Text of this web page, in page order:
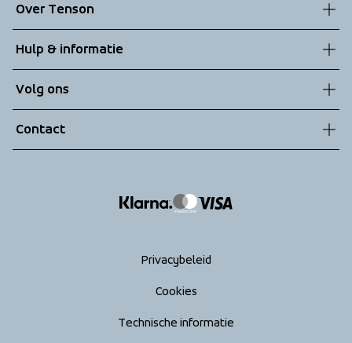
Over Tenson
Duurzaamheid
Technologieën
Hulp & informatie
Algemene voorwaarden
Retouren
Volg ons
Contact
Privacybeleid
Cookies
Technische informatie